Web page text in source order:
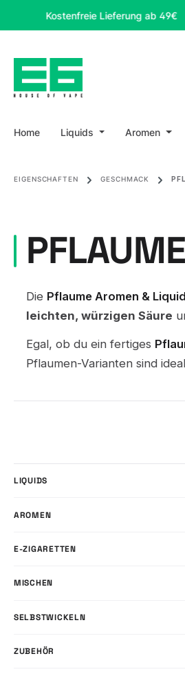
Hauptinhalt springen
Zur Suche springen
Zur Hauptnavigation springen
Kostenfreie Lieferung ab 49€
Home Liquids Aromen
EIGENSCHAFTEN GESCHMACK
PFLAUME
Die Pflaume Aromen &
leichten, würzigen Säure
Egal, ob du ein fertiges
Pflaumen-Varianten sind
LIQUIDS
AROMEN
E-ZIGARETTEN
MISCHEN
SELBSTWICKELN
ZUBEHÖR